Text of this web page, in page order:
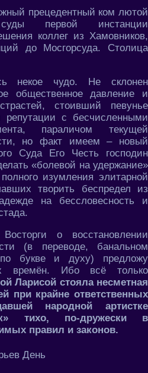
прецедентный ком лютой
первой инстанции
коллег из Хамовников,
до Мосгорсуда. Столица
некое чудо. Не склонен
общественное давление и
стоивший певунье
репутации с бесчисленными
параличом текущей
но факт имеем – новый
Суда Его Честь господин
«болевой на удержание»
изумления элитарной
творить беспредел из
на бессловесность и
о восстановлении
(в переводе, банальном
букве и духу) предложу
времён. Ибо всё только
Ларисой стояла несметная
при крайне ответственных
народной артистке
тихо, по-дружески в
правил и законов.